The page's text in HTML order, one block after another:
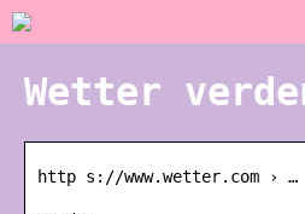
Wetter
http s://www.wetter.com › …